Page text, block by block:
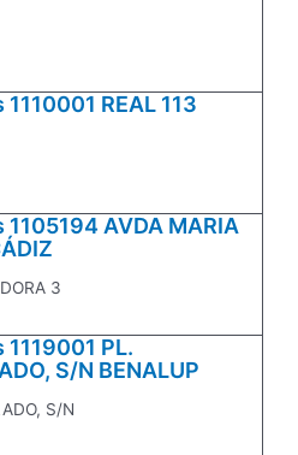
REAL 113
AVDA MARIA
3
PL.
S/N BENALUP
S/N